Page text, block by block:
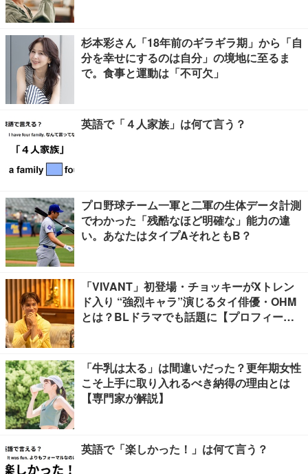
杉本彩さん「18年前のギラギラ期」から「自
分を幸せにするのは自分」の境地に至るま
で。食事と運動は「不可欠」
英語で「４人家族」は何て言う？
プロ野球チーム一軍と二軍の生体データ計測
でわかった「残酷なほど明確な」能力の違
い。あなたはタイプAそれともB？
「VIVANT」初登場・チョッキーがXトレン
ド入り “強烈キャラ”演じるタイ俳優・OHM
とは？BLドラマでも話題に【プロフィー
「牛乳は太る」は間違いだった？更年期女性
こそ上手に取り入れるべき納得の理由とは
【専門家が解説】
英語で「楽しかった！」は何て言う？